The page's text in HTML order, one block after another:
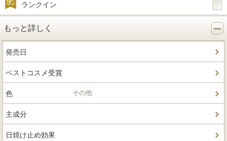
ランクイン
もっと詳しく
発売日
ベストコスメ受賞
色 その他
主成分
日焼け止め効果